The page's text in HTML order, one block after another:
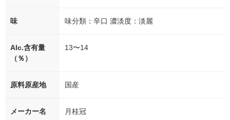
味 味分類：辛口 濃淡度：淡麗
Alc.含有量
（％）
13〜14
原料原産地 国産
メーカー名 月桂冠